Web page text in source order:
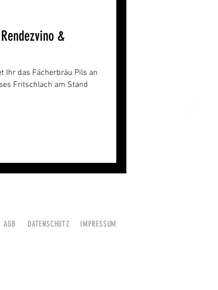
&
Ihr das Fächerbräu Pils an
Fritschlach am Stand
AGB DATENSCHUTZ IMPRESSUM